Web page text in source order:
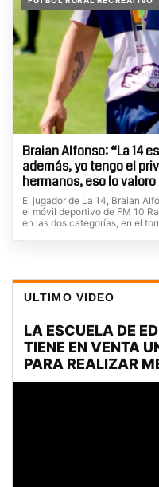
Braian Alfonso: “La 14
además, yo tengo el
hermanos, eso lo
El jugador de La 14, Braian
el móvil deportivo de FM 10
en las dos categorías, en el
ULTIMO VIDEO